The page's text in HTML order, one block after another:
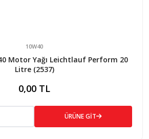
10W40
Motor Yağı Leichtlauf Perform 20
Litre (2537)
0,00 TL
ÜRÜNE GİT